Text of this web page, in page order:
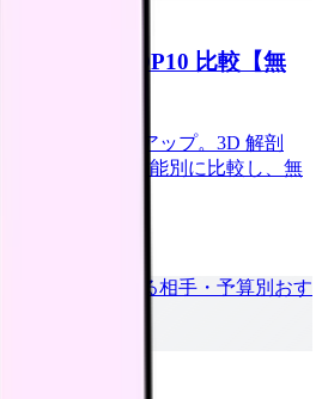
プリ 2026 TOP10 比較【無
圧倒的に効率アップ。3D 解剖
など 10 本を機能別に比較し、無
定します。